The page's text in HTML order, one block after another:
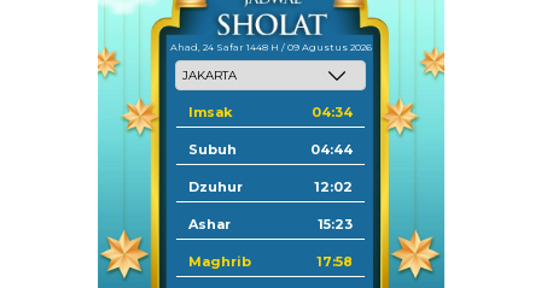
Ahad, 24 Safar 1448 H / 09 Agustus 2026
Imsak 04:34
Subuh 04:44
Dzuhur 12:02
Ashar 15:23
Maghrib 17:58